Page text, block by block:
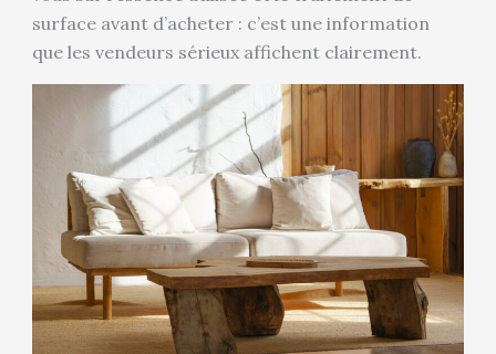
surface avant d’acheter : c’est une information
que les vendeurs sérieux affichent clairement.